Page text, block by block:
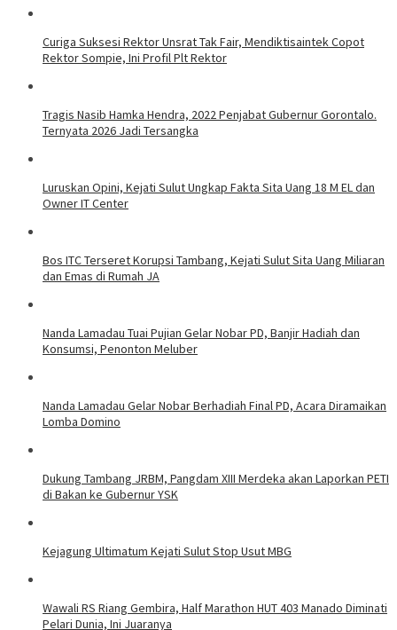
Curiga Suksesi Rektor Unsrat Tak Fair, Mendiktisaintek Copot
Rektor Sompie, Ini Profil Plt Rektor
Tragis Nasib Hamka Hendra, 2022 Penjabat Gubernur Gorontalo.
Ternyata 2026 Jadi Tersangka
Luruskan Opini, Kejati Sulut Ungkap Fakta Sita Uang 18 M EL dan
Owner IT Center
Bos ITC Terseret Korupsi Tambang, Kejati Sulut Sita Uang Miliaran
dan Emas di Rumah JA
Nanda Lamadau Tuai Pujian Gelar Nobar PD, Banjir Hadiah dan
Konsumsi, Penonton Meluber
Nanda Lamadau Gelar Nobar Berhadiah Final PD, Acara Diramaikan
Lomba Domino
Dukung Tambang JRBM, Pangdam XIII Merdeka akan Laporkan PETI
di Bakan ke Gubernur YSK
Kejagung Ultimatum Kejati Sulut Stop Usut MBG
Wawali RS Riang Gembira, Half Marathon HUT 403 Manado Diminati
Pelari Dunia, Ini Juaranya